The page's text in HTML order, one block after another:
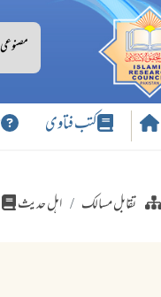
کتب فتاوی
تقابل مسالک اہل حدیث